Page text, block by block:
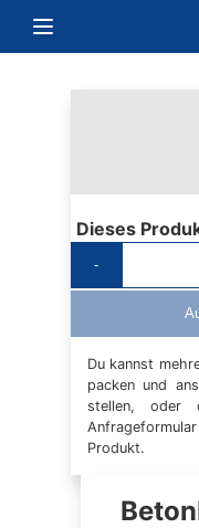
Navigation umschalten
Dieses
-
Du kannst
packen und
stellen, oder
Produkt.